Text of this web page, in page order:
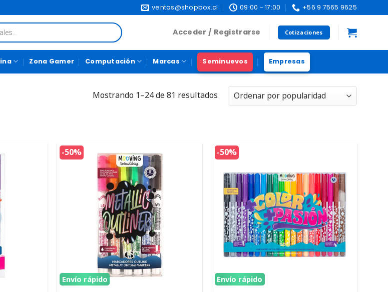
ventas@shopbox.cl 09:00 - 17:00 +56 9 7565 9625
Acceder / Registrarse Cotizaciones
Zona Gamer Computación Marcas Seminuevos Empresas
Mostrando 1–24 de 81 resultados
-50%
Envío rápido
-50%
Envío rápido